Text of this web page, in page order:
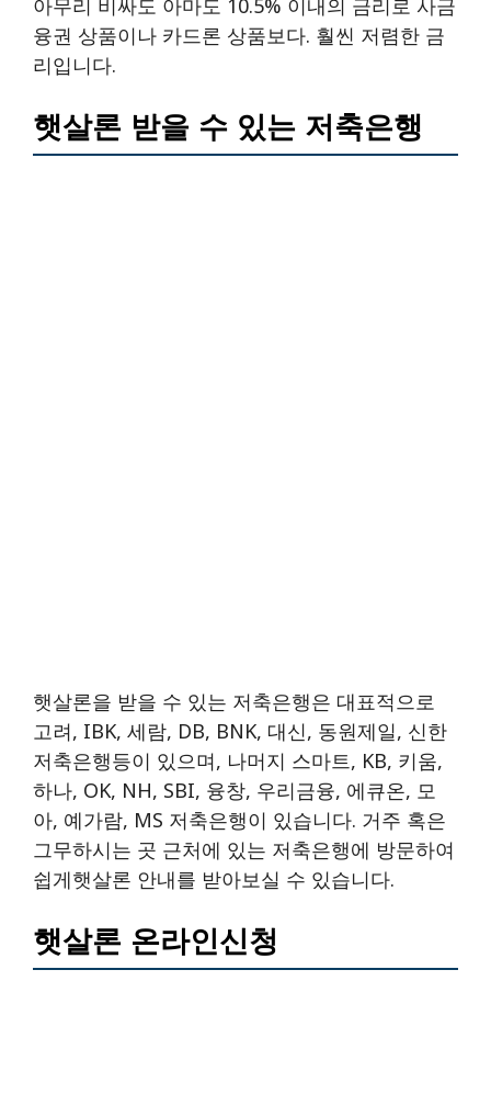
아무리 비싸도 아마도 10.5% 이내의 금리로 사금
융권 상품이나 카드론 상품보다. 훨씬 저렴한 금
리입니다.
햇살론 받을 수 있는 저축은행
햇살론을 받을 수 있는 저축은행은 대표적으로
고려, IBK, 세람, DB, BNK, 대신, 동원제일, 신한
저축은행등이 있으며, 나머지 스마트, KB, 키움,
하나, OK, NH, SBI, 융창, 우리금융, 에큐온, 모
아, 예가람, MS 저축은행이 있습니다. 거주 혹은
그무하시는 곳 근처에 있는 저축은행에 방문하여
쉽게햇살론 안내를 받아보실 수 있습니다.
햇살론 온라인신청